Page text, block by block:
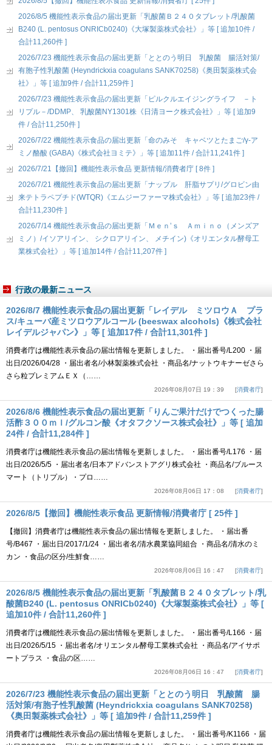
2026/8/5 機能性表示食品の届出更新「乳酸菌Ｂ２４０タブレット/乳酸菌
B240 (L. pentosus ONRICb0240)《大塚製薬株式会社》」等 [ 追加10件 /
合計11,260件 ]
2026/7/23 機能性表示食品の届出更新「ととのう明日 乳酸菌 腸活対策/
有胞子性乳酸菌 (Heyndrickxia coagulans SANK70258)《奥田製薬株式会
社》」等 [ 追加9件 / 合計11,259件 ]
2026/7/23 機能性表示食品の届出更新「ピルクルエイジングライフ －ト
リプル－/DDMP、 乳酸菌NY1301株《日清ヨーク株式会社》」等 [ 追加9
件 / 合計11,250件 ]
2026/7/22 機能性表示食品の届出更新「命のみそ キャベツとたまご/γ-ア
ミノ酪酸 (GABA)《株式会社ヨミテ》」等 [ 追加11件 / 合計11,241件 ]
2026/7/21【撤回】機能性表示食品 更新情報/消費者庁 [ 8件 ]
2026/7/21 機能性表示食品の届出更新「ナップル 肝脂サプリ/グロビン由
来テトラペプチド(WTQR)《エムジーファーマ株式会社》」等 [ 追加23件 /
合計11,230件 ]
2026/7/14 機能性表示食品の届出更新「Ｍｅｎ’ｓ Ａｍｉｎｏ（メンズア
ミノ）/イソアリイン、 シクロアリイン、 メチイン)《オリエンタル酵母工
業株式会社》」等 [ 追加14件 / 合計11,207件 ]
行政の最新ニュース
2026/8/7 機能性表示食品の届出更新「レイデル ミツロウＡ プラ
ス/キューバ産ミツロウアルコール (beeswax alcohols)《株式会社
レイデルジャパン》」等 [ 追加17件 / 合計11,301件 ]
消費者庁は機能性表示食品の届出情報を更新しました。 ・届出番号/L200 ・届
出日/2026/04/28 ・届出者名/小林製薬株式会社 ・商品名/ナットウキナーゼさら
さら粒プレミアムＥＸ（……
2026年08月07日 19：39 消費者庁
2026/8/6 機能性表示食品の届出更新「りんご果汁だけでつくった腸
活酢３００ｍｌ/グルコン酸《オタフクソース株式会社》」等 [ 追加
24件 / 合計11,284件 ]
消費者庁は機能性表示食品の届出情報を更新しました。 ・届出番号/L176 ・届
出日/2026/5/5 ・届出者名/日本アドバンストアグリ株式会社 ・商品名/ブルース
マート（トリプル）・プロ……
2026年08月06日 17：08 消費者庁
2026/8/5【撤回】機能性表示食品 更新情報/消費者庁 [ 25件 ]
【撤回】消費者庁は機能性表示食品の届出情報を更新しました。 ・届出番
号/B467 ・届出日/2017/1/24 ・届出者名/清水農業協同組合 ・商品名/清水のミ
カン ・食品の区分/生鮮食……
2026年08月06日 16：47 消費者庁
2026/8/5 機能性表示食品の届出更新「乳酸菌Ｂ２４０タブレット/乳
酸菌B240 (L. pentosus ONRICb0240)《大塚製薬株式会社》」等 [
追加10件 / 合計11,260件 ]
消費者庁は機能性表示食品の届出情報を更新しました。 ・届出番号/L166 ・届
出日/2026/5/15 ・届出者名/オリエンタル酵母工業株式会社 ・商品名/アイサポ
ートプラス ・食品の区……
2026年08月06日 16：47 消費者庁
2026/7/23 機能性表示食品の届出更新「ととのう明日 乳酸菌 腸
活対策/有胞子性乳酸菌 (Heyndrickxia coagulans SANK70258)
《奥田製薬株式会社》」等 [ 追加9件 / 合計11,259件 ]
消費者庁は機能性表示食品の届出情報を更新しました。 ・届出番号/K1166 ・届